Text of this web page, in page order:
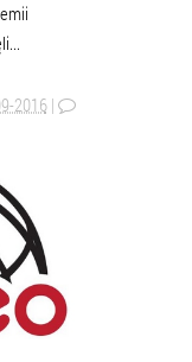
2016 |